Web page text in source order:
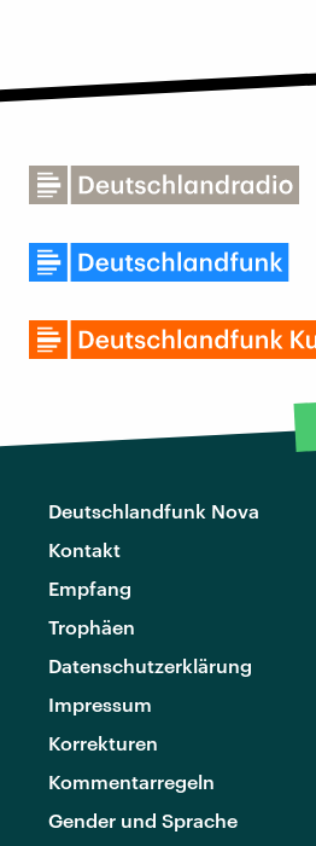
Deutschlandfunk Nova
Kontakt
Empfang
Trophäen
Datenschutzerklärung
Impressum
Korrekturen
Kommentarregeln
Gender und Sprache